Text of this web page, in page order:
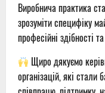
Виробнича практика
зрозуміти специфіку
професійні здібності
Щиро дякуємо
організацій, які